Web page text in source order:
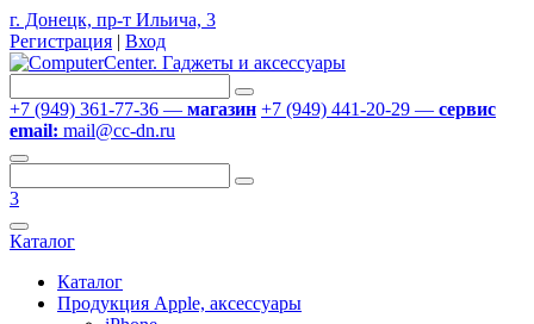
г. Донецк, пр-т Ильича, 3
Регистрация | Вход
+7 (949) 361-77-36 — магазин +7 (949) 441-20-29 — сервис
email: mail@cc-dn.ru
3
Каталог
Каталог
Продукция Apple, аксессуары